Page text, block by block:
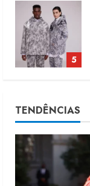
1
2
TENDÊNCIAS